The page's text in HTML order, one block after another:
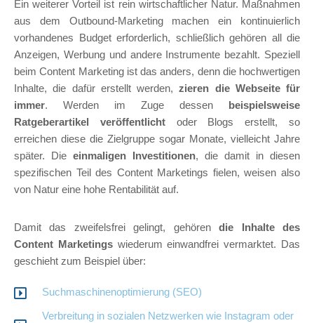
Ein weiterer Vorteil ist rein wirtschaftlicher Natur. Maßnahmen
aus dem Outbound-Marketing machen ein kontinuierlich
vorhandenes Budget erforderlich, schließlich gehören all die
Anzeigen, Werbung und andere Instrumente bezahlt. Speziell
beim Content Marketing ist das anders, denn die hochwertigen
Inhalte, die dafür erstellt werden, zieren die Webseite für
immer. Werden im Zuge dessen beispielsweise
Ratgeberartikel veröffentlichtoder Blogs erstellt, so
erreichen diese die Zielgruppe sogar Monate, vielleicht Jahre
später. Die einmaligen Investitionen, die damit in diesen
spezifischen Teil des Content Marketings fielen, weisen also
von Natur eine hohe Rentabilität auf.
Damit das zweifelsfrei gelingt, gehörendie Inhalte des
Content Marketingswiederum einwandfrei vermarktet. Das
geschieht zum Beispiel über:
Suchmaschinenoptimierung (SEO)
Verbreitung in sozialen Netzwerken wie Instagram oder